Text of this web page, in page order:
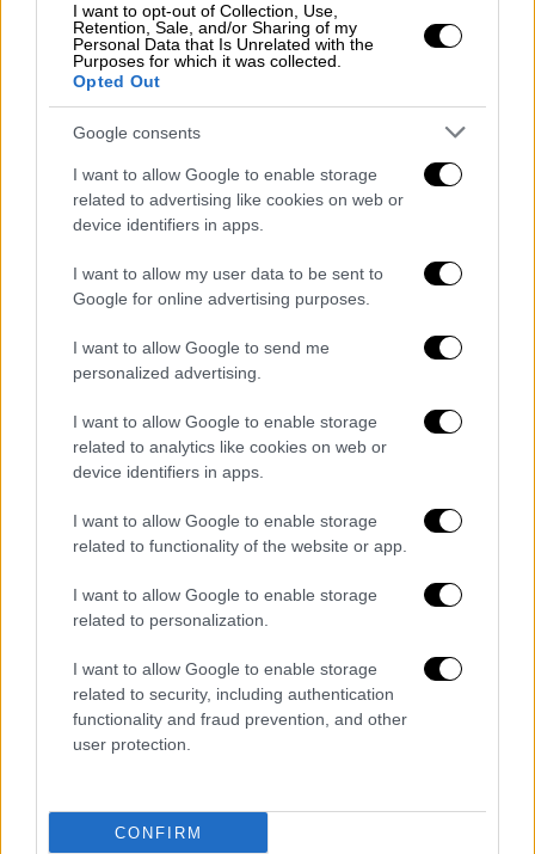
I want to opt-out of Collection, Use,
Retention, Sale, and/or Sharing of my
Personal Data that Is Unrelated with the
Purposes for which it was collected.
Opted Out
Google consents
I want to allow Google to enable storage
related to advertising like cookies on web or
device identifiers in apps.
I want to allow my user data to be sent to
Google for online advertising purposes.
I want to allow Google to send me
personalized advertising.
I want to allow Google to enable storage
related to analytics like cookies on web or
device identifiers in apps.
I want to allow Google to enable storage
related to functionality of the website or app.
I want to allow Google to enable storage
related to personalization.
I want to allow Google to enable storage
related to security, including authentication
functionality and fraud prevention, and other
user protection.
CONFIRM
δεύτερη δόση, ακριβώς όπως βρέθηκε να
είναι στην κλινική έρευνα», δήλωσε ο Ραν
Μπάλισερ, διευθυντής καινοτομίας της
Clalit.
Ο ίδιος πρόσθεσε πως τα δεδομένα δείχνουν
πως το εμβόλιο τηςPfizer, το οποίο
αναπτύχθηκε με τη σύμπραξη της γερμανικής
BioNTech, είναι ακόμη πιο αποτελεσματικό
δύο ή περισσότερες εβδομάδες μετά τη
Institute of Science, που διαμορφώνουν σε
πίνακες τα εθνικά δεδομένα, δήλωσαν πως
μια ευδιάκριτη πτώση στη νοσηλεία και στη
σοβαρή νόσηση που ταυτοποιήθηκε
νωρίτερα ανάμεσα στην πρώτη ομάδα που θα
εμβολιάζονταν -ηλικίας 60 ετών και
άνω- παρατηρήθηκε για πρώτη φορά στους
σοβαρές νοσήσεις εξακολουθούν να
αυξάνονται στις ομάδες νεότερων ατόμων
που ξεκίνησαν τους εμβολιασμούς
εβδομάδες αργότερα.
Διαβάστε επίσης:
μέτρα - Το παράδειγμα της Γερμανίας